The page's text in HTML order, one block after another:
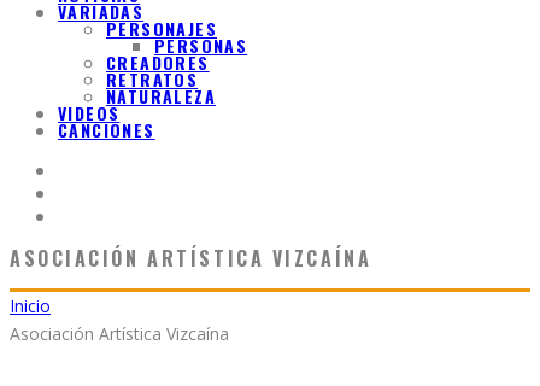
VARIADAS
PERSONAJES
PERSONAS
CREADORES
RETRATOS
NATURALEZA
VIDEOS
CANCIONES
ASOCIACIÓN ARTÍSTICA VIZCAÍNA
Inicio
Asociación Artística Vizcaína